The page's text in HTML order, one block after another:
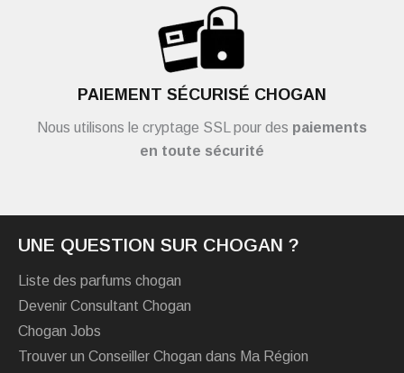
PAIEMENT SÉCURISÉ CHOGAN
Nous utilisons le cryptage SSL pour des paiements
en toute sécurité
UNE QUESTION SUR CHOGAN ?
Liste des parfums chogan
Devenir Consultant Chogan
Chogan Jobs
Trouver un Conseiller Chogan dans Ma Région